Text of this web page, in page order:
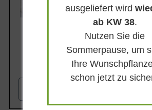
ausgeliefert wird
ab KW 38.
Nutzen Sie die
Sommerpause, um
Ihre
schon jetzt zu